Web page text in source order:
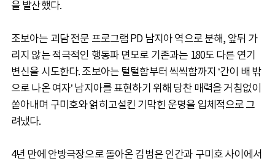
을 발산했다.
조보아는 괴담 전문 프로그램 PD 남지아 역으로 분해, 앞뒤 가
리지 않는 적극적인 행동파 면모로 기존과는 180도 다른 연기
변신을 시도한다. 조보아는 털털함부터 씩씩함까지 ‘간이 배 밖
으로 나온 여자’ 남지아를 표현하기 위해 당찬 매력을 거침없이
쏟아내며 구미호와 얽히고설킨 기막힌 운명을 입체적으로 그
려냈다.
4년 만에 안방극장으로 돌아온 김범은 인간과 구미호 사이에서